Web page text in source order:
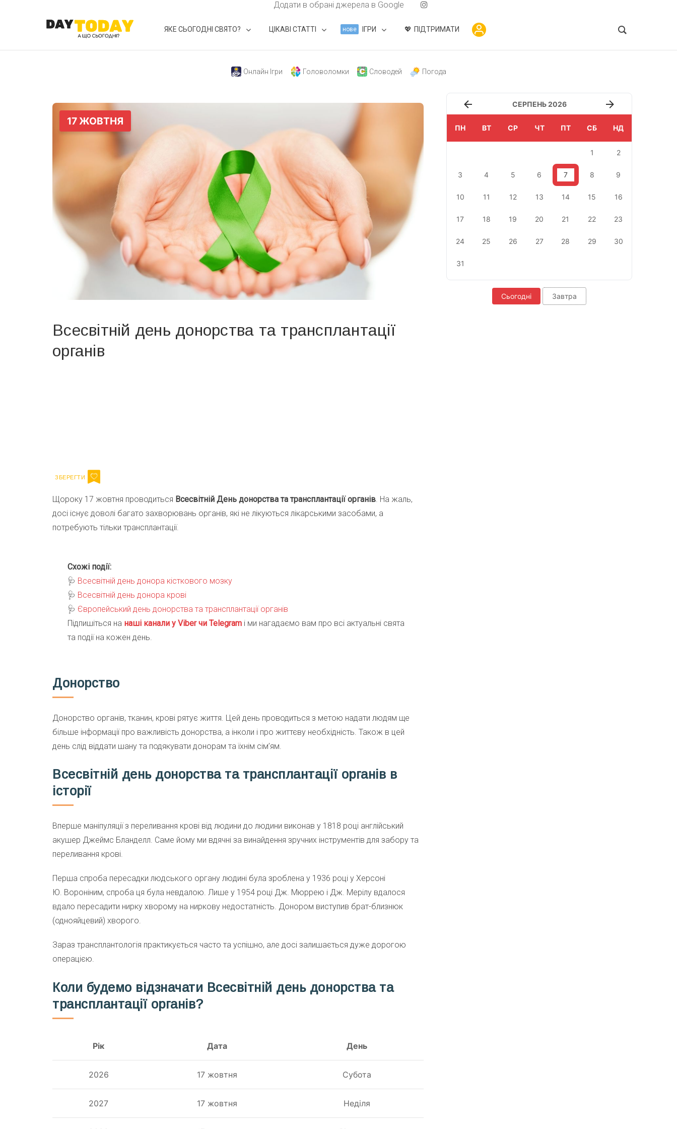
Додати в обрані джерела в Google
ЯКЕ СЬОГОДНІ СВЯТО? ЦІКАВІ СТАТТІ нове ІГРИ ПІДТРИМАТИ
Онлайн Ігри Головоломки Словодей Погода
Всесвітній день донорства та трансплантації
органів
Щороку 17 жовтня проводиться Всесвітній День донорства та трансплантації органів. На жаль,
досі існує доволі багато захворювань органів, які не лікуються лікарськими засобами, а
потребують тільки трансплантації.
Схожі події:
🩺 Всесвітній день донора кісткового мозку
🩺 Всесвітній день донора крові
🩺 Європейський день донорства та трансплантації органів
Підпишіться на наші канали у Viber чи Telegram і ми нагадаємо вам про всі актуальні свята
та події на кожен день.
Донорство
Донорство органів, тканин, крові рятує життя. Цей день проводиться з метою надати людям ще
більше інформації про важливість донорства, а інколи і про життєву необхідність. Також в цей
день слід віддати шану та подякувати донорам та їхнім сім’ям.
Всесвітній день донорства та трансплантації органів в
історії
Вперше маніпуляції з переливання крові від людини до людини виконав у 1818 році англійський
акушер Джеймс Бланделл. Саме йому ми вдячні за винайдення зручних інструментів для забору та
переливання крові.
Перша спроба пересадки людського органу людині була зроблена у 1936 році у Херсоні
Ю. Вороніним, спроба ця була невдалою. Лише у 1954 році Дж. Мюррею і Дж. Мерілу вдалося
вдало пересадити нирку хворому на ниркову недостатність. Донором виступив брат-близнюк
(однояйцевий) хворого.
Зараз трансплантологія практикується часто та успішно, але досі залишається дуже дорогою
операцією.
Коли будемо відзначати Всесвітній день донорства та
трансплантації органів?
Рік Дата День
2026 17 жовтня Субота
2027 17 жовтня Неділя
СЕРПЕНЬ 2026
ПН ВТ СР ЧТ ПТ СБ НД
1 2
3 4 5 6 7 8 9
10 11 12 13 14 15 16
17 18 19 20 21 22 23
24 25 26 27 28 29 30
31
Сьогодні Завтра